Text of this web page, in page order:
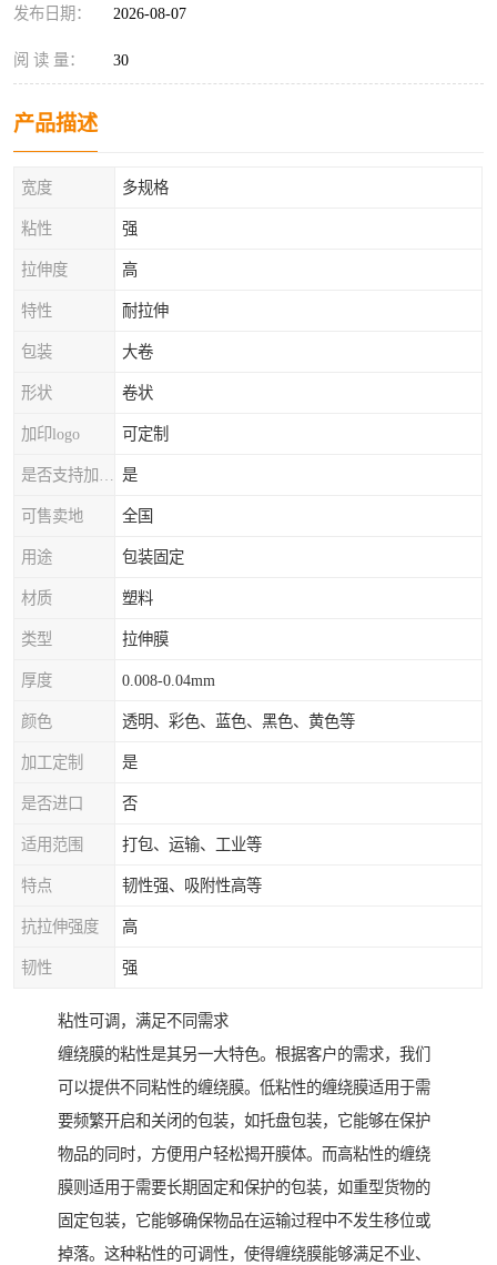
发布日期： 2026-08-07
阅 读 量： 30
产品描述
宽度 多规格
粘性 强
拉伸度 高
特性 耐拉伸
包装 大卷
形状 卷状
加印logo 可定制
是
可售卖地 全国
用途 包装固定
材质 塑料
类型 拉伸膜
厚度 0.008-0.04mm
颜色 透明、彩色、蓝色、黑色、黄色等
加工定制 是
是否进口 否
适用范围 打包、运输、工业等
特点 韧性强、吸附性高等
抗拉伸强度 高
韧性 强
粘性可调，满足不同需求
缠绕膜的粘性是其另一大特色。根据客户的需求，我们
可以提供不同粘性的缠绕膜。低粘性的缠绕膜适用于需
要频繁开启和关闭的包装，如托盘包装，它能够在保护
物品的同时，方便用户轻松揭开膜体。而高粘性的缠绕
膜则适用于需要长期固定和保护的包装，如重型货物的
固定包装，它能够确保物品在运输过程中不发生移位或
掉落。这种粘性的可调性，使得缠绕膜能够满足不业、